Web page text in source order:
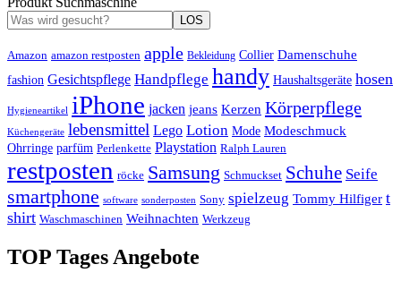
LOS
Amazon amazon restposten apple Bekleidung Collier Damenschuhe
fashion Gesichtspflege Handpflege handy Haushaltsgeräte hosen
Hygieneartikel iPhone jacken jeans Kerzen Körperpflege
Küchengeräte lebensmittel Lego Lotion Mode Modeschmuck
Ohrringe parfüm Perlenkette Playstation Ralph Lauren
restposten röcke Samsung Schmuckset Schuhe Seife
smartphone software sonderposten Sony spielzeug Tommy Hilfiger t
shirt Waschmaschinen Weihnachten Werkzeug
TOP Tages Angebote